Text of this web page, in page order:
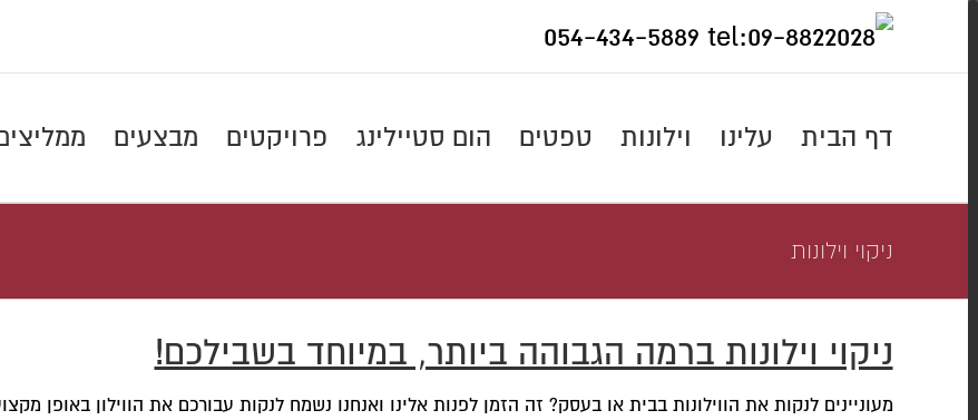
054-434-5889
דף הבית עלינו וילונות טפטים הום סטיילינג פרויקטים מבצעים
ניקוי וילונות
ניקוי וילונות ברמה הגבוהה ביותר, במיוחד בשבילכם!
מעוניינים לנקות את הווילונות בבית או בעסק? זה הזמן לפנות אלינו ואנחנו נשמח לנקות עבורכם את הווילון באופן